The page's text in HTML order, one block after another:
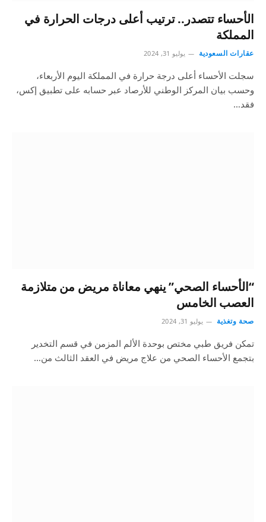
الأحساء تتصدر.. ترتيب أعلى درجات الحرارة في
المملكة
عقارات السعودية يوليو 31, 2024
سجلت الأحساء أعلى درجة حرارة في المملكة اليوم الأربعاء،
وحسب بيان المركز الوطني للأرصاد عبر حسابه على تطبيق إكس،
فقد…
“الأحساء الصحي” ينهي معاناة مريض من متلازمة
العصب الخامس
صحة وتغذية يوليو 31, 2024
تمكن فريق طبي مختص بوحدة الألم المزمن في قسم التخدير
بتجمع الأحساء الصحي من علاج مريض في العقد الثالث من…